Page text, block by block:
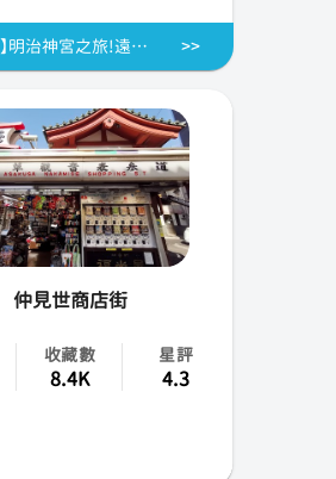
【東京原宿】明治神宮之旅!遠離都市喧囂,享受在自然環繞中悠閒漫步的樂趣! (距離原宿站步行1分鐘)
仲見世商店街
收藏數
8.4K
星評
4.3